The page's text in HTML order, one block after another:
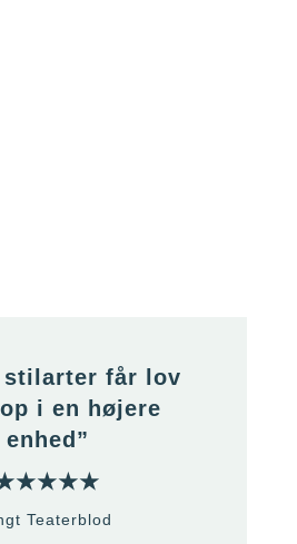
stilarter får lov
i en højere
enhed”
Teaterblod